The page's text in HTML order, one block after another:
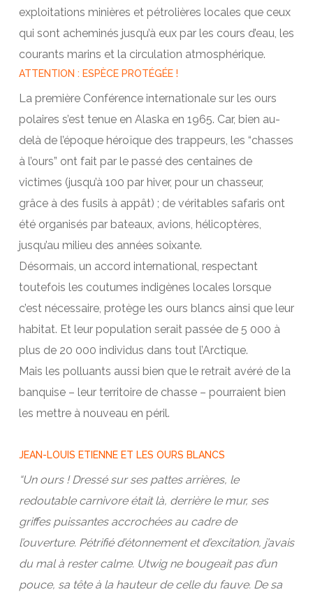
exploitations minières et pétrolières locales que ceux
qui sont acheminés jusqu’à eux par les cours d’eau, les
courants marins et la circulation atmosphérique.
ATTENTION : ESPÈCE PROTÉGÉE !
La première Conférence internationale sur les ours
polaires s’est tenue en Alaska en 1965. Car, bien au-
delà de l’époque héroïque des trappeurs, les “chasses
à l’ours” ont fait par le passé des centaines de
victimes (jusqu’à 100 par hiver, pour un chasseur,
grâce à des fusils à appât) ; de véritables safaris ont
été organisés par bateaux, avions, hélicoptères,
jusqu’au milieu des années soixante.
Désormais, un accord international, respectant
toutefois les coutumes indigènes locales lorsque
c’est nécessaire, protège les ours blancs ainsi que leur
habitat. Et leur population serait passée de 5 000 à
plus de 20 000 individus dans tout l’Arctique.
Mais les polluants aussi bien que le retrait avéré de la
banquise – leur territoire de chasse – pourraient bien
les mettre à nouveau en péril.
JEAN-LOUIS ETIENNE ET LES OURS BLANCS
“Un ours ! Dressé sur ses pattes arrières, le
redoutable carnivore était là, derrière le mur, ses
griffes puissantes accrochées au cadre de
l’ouverture. Pétrifié d’étonnement et d’excitation, j’avais
du mal à rester calme. Utwig ne bougeait pas d’un
pouce, sa tête à la hauteur de celle du fauve. De sa